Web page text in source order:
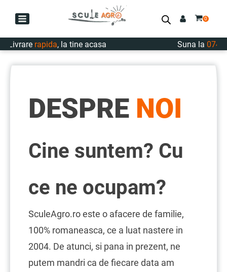
rapida, la tine acasa Suna la
DESPRE NOI
Cine suntem? Cu
ce ne ocupam?
SculeAgro.ro este o afacere de familie,
100% romaneasca, ce a luat nastere in
2004. De atunci, si pana in prezent, ne
putem mandri ca de fiecare data am